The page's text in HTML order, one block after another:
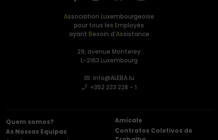
Association Luxembourgeoise
pour tous les Employés
ayant Besoin d’Assistance
29, avenue Monterey
L-2163 Luxembourg
info@ALEBA.lu
+352 223 228 – 1
Quem somos?
As Nossas Equipas
Amicale
Contratos Coletivos de